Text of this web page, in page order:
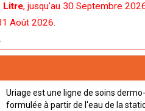
Litre, jusqu'au 30 Septembre
Août 2026.
Uriage est une ligne de soins
formulée à partir de l'eau de la